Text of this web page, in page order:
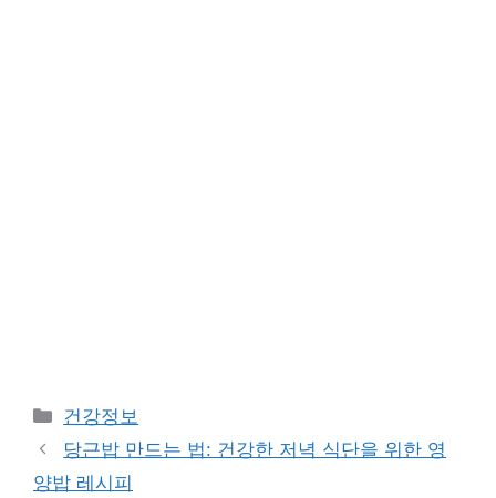
Categories
건강정보
당근밥 만드는 법: 건강한 저녁 식단을 위한 영
양밥 레시피